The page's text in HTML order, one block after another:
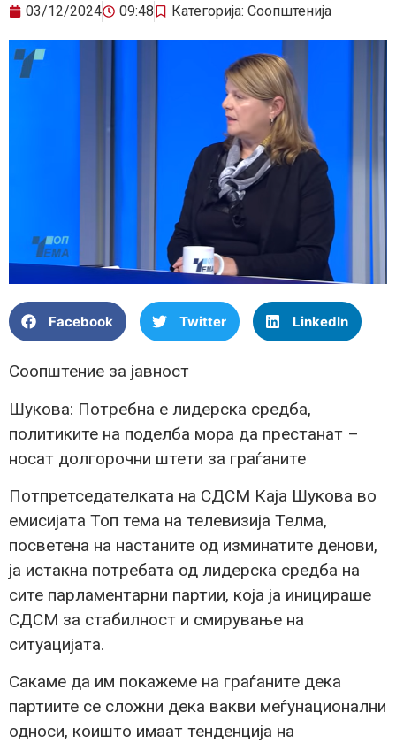
03/12/2024 09:48 Категорија: Соопштенија
Facebook Twitter LinkedIn
Соопштение за јавност
Шукова: Потребна е лидерска средба,
политиките на поделба мора да престанат –
носат долгорочни штети за граѓаните
Потпретседателката на СДСМ Каја Шукова во
емисијата Топ тема на телевизија Телма,
посветена на настаните од изминатите денови,
ја истакна потребата од лидерска средба на
сите парламентарни партии, која ја иницираше
СДСМ за стабилност и смирување на
ситуацијата.
Сакаме да им покажеме на граѓаните дека
партиите се сложни дека вакви меѓунационални
односи, коишто имаат тенденција на